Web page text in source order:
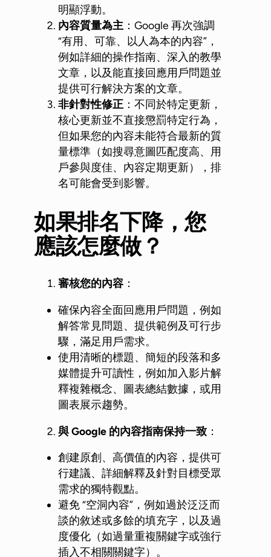
明顯浮動。
內容質量為主 ：Google 再次強調
“有用、可靠、以人為本的內容”，
例如詳細的操作指南、深入的教學
文章，以及能直接回應用戶問題並
提供可行解決方案的文章。
非針對性修正 ：不同於特定更新，
核心更新並不直接懲罰特定行為，
但如果您的內容未能符合最新的質
量標準（如搜尋意圖匹配度高、用
戶參與度佳、內容定期更新），排
名可能會受到影響。
如果排名下降，您
應該怎麼做？
審核您的內容 ：
確保內容全面回應用戶問題，例如
解答常見問題、提供範例及可行步
驟，滿足用戶需求。
使用清晰的標題、簡短的段落和多
媒體提升可讀性，例如加入影片解
釋複雜概念、圖表總結數據，或用
圖表展示趨勢。
與 Google 的內容指南保持一致 ：
創建原創、高價值的內容，提供可
行建議、詳細解釋及針對目標受眾
需求的獨特觀點。
避免 “空洞內容”，例如過於泛泛而
談的敘述或多餘的填充字，以及過
度優化（如過量重複關鍵字或強行
插入不相關關鍵字）。